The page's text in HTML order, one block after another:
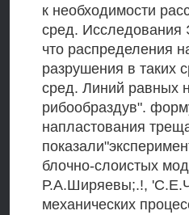
к необходимости
сред. Исследования
что распределения
разрушения в таких
сред. Линий равных
рибообраздув".
напластования
блочно-слоистых
Р.А.Ширяевы;.!,
механических